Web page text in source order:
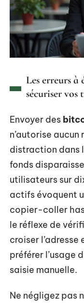
Les erreurs à
sécuriser vos
Envoyer des
n’autorise
distraction dans
fonds
utilisateurs sur
actifs évoquent
copier-coller
le réflexe de
croiser
préférer l’usage
saisie manuelle.
Ne négligez pas